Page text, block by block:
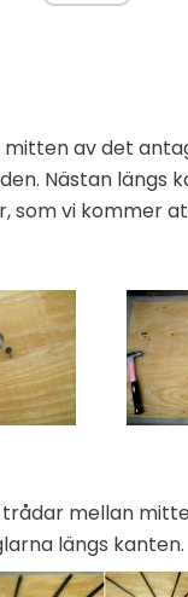
av det
Nästan längs
som vi kommer
mellan
längs kanten.